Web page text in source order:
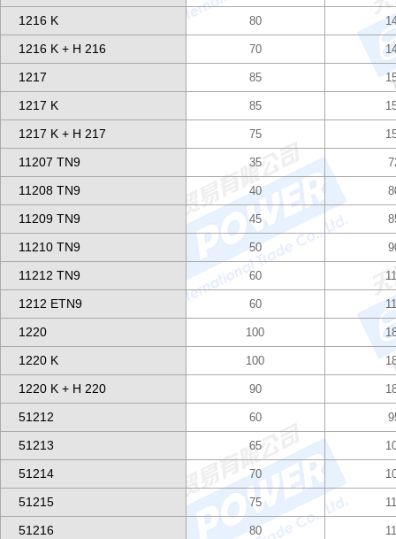
1216 K 80
1216 K + H 216 70
1217 85
1217 K 85
1217 K + H 217 75
11207 TN9 35
11208 TN9 40
11209 TN9 45
11210 TN9 50
11212 TN9 60
1212 ETN9 60
1220 100
1220 K 100
1220 K + H 220 90
51212 60
51213 65
51214 70
51215 75
51216 80